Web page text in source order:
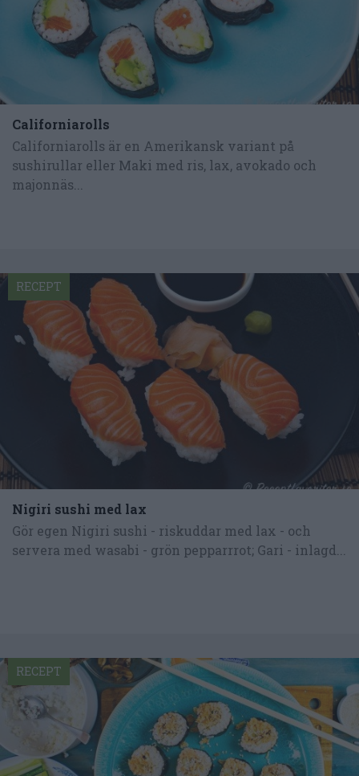
Californiarolls
Californiarolls är en Amerikansk variant på
sushirullar eller Maki med ris, lax, avokado och
majonnäs...
Nigiri sushi med lax
Gör egen Nigiri sushi - riskuddar med lax - och
servera med wasabi - grön pepparrrot; Gari - inlagd...
RECEPT
RECEPT